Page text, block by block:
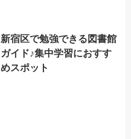
新宿区で勉強できる図書館
ガイド♪集中学習におすす
めスポット